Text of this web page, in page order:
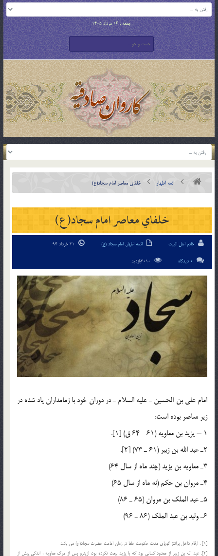
جمعه , 16 مرداد 1405
ائمه اطهار خلفاي معاصر امام سجاد(ع)
خلفاي معاصر امام سجاد(ع)
خادم اهل البیت ائمه اطهار, امام سجاد (ع)
0 دیدگاه
امام علي بن الحسين ـ عليه السلام ـ در دوران خود با زمامداران ياد شده در
زير معاصر بوده است:
1 – يزيد بن معاويه (61 ـ 64 ق) [1].
2ـ عبد الله بن زبير (61 ـ 73) [2].
3ـ معاويه بن يزيد (چند ماه از سال 64)
4ـ مروان بن حكم (نه ماه از سال 65)
5ـ عبد الملك بن مروان (65 ـ 86)
6ـ وليد بن عبد الملك (86 ـ 96)
[1] . ارقام داخل پرانتز گوياى مدت حكومت خلفا در زمان امامت حضرت سجاد(ع) مى باشد
[2]. عبد الله بن زبير از معدود كسانى بود كه با يزيد بيعت نكرده بود، ازينرو پس از مرگ معاويه ، اندكى پيش از